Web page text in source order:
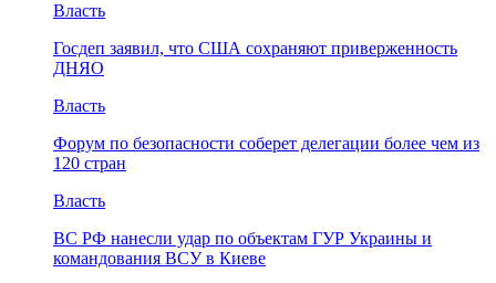
Власть
Госдеп заявил, что США сохраняют приверженность
ДНЯО
Власть
Форум по безопасности соберет делегации более чем из
120 стран
Власть
ВС РФ нанесли удар по объектам ГУР Украины и
командования ВСУ в Киеве